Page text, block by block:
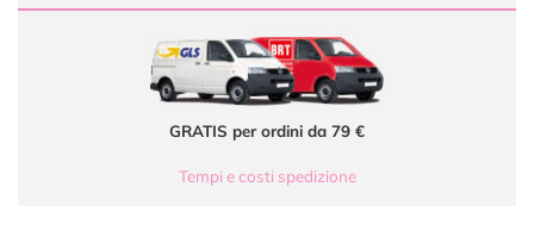
GRATIS per ordini da 79 €
Tempi e costi spedizione